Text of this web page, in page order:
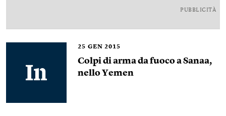
PUBBLICITÀ
25 GEN 2015
Colpi di arma da fuoco a Sanaa,
nello Yemen